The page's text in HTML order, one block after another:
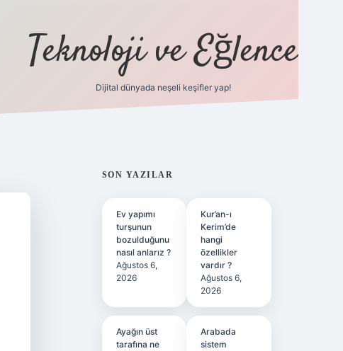
Teknoloji ve Eğlence
Dijital dünyada neşeli keşifler yap!
SIDEBAR
SON YAZILAR
Ev yapımı
turşunun
bozulduğunu
nasıl anlarız ?
Ağustos 6,
2026
Kur’an-ı
Kerim’de
hangi
özellikler
vardır ?
Ağustos 6,
2026
Ayağın üst
tarafına ne
Arabada
sistem